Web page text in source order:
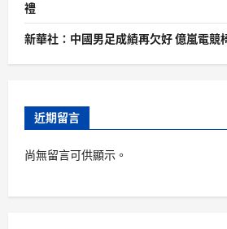
禮
新華社：中國男足成績再欠好 億嵐電競
近期留言
尚無留言可供顯示。